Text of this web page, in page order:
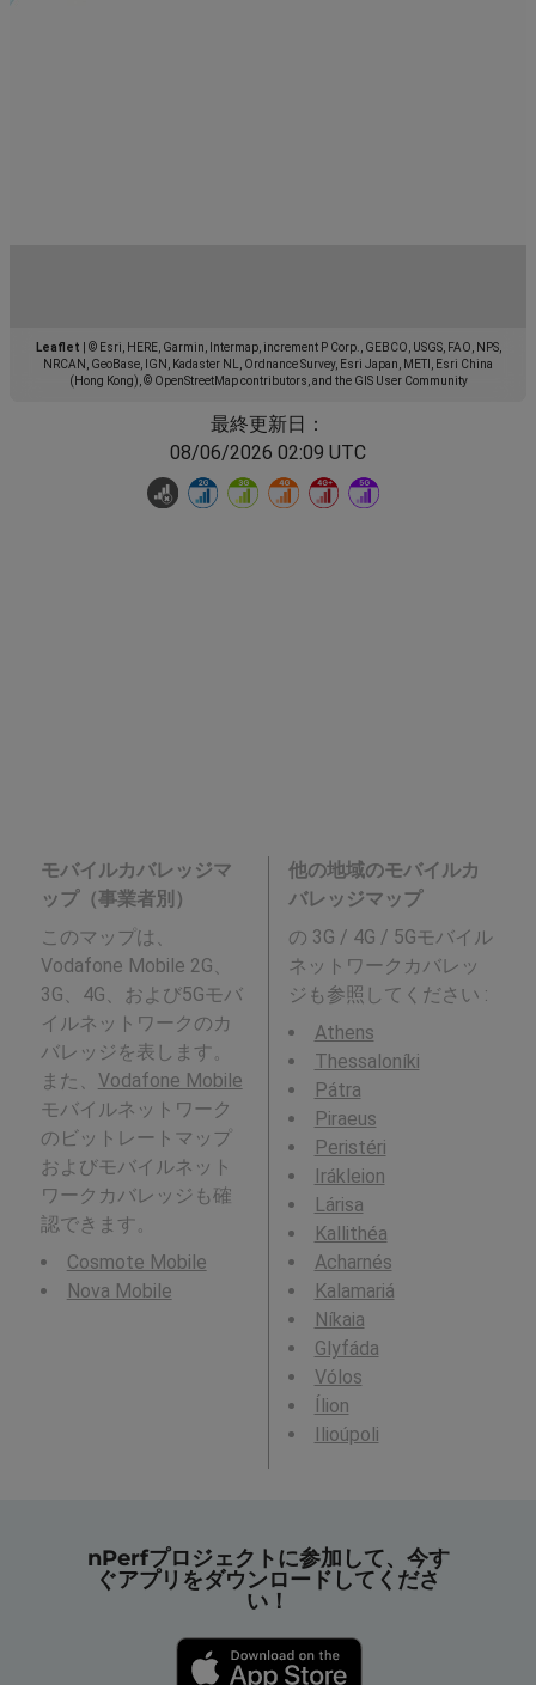
Leaflet
© Esri, HERE, Garmin, Intermap, increment P Corp., GEBCO, USGS, FAO, NPS,
NRCAN, GeoBase, IGN, Kadaster NL, Ordnance Survey, Esri Japan, METI, Esri China
(Hong Kong), © OpenStreetMap contributors, and the GIS User Community
最終更新日：
08/06/2026 02:09 UTC
モバイルカバレッジマ
ップ（事業者別）
このマップは、
Vodafone Mobile 2G、
3G、4G、および5Gモバ
イルネットワークのカ
バレッジを表します。
また、 Vodafone Mobile
モバイルネットワーク
のビットレートマップ
およびモバイルネット
ワークカバレッジも確
認できます。
Cosmote Mobile
Nova Mobile
他の地域のモバイルカ
バレッジマップ
の 3G / 4G / 5Gモバイル
ネットワークカバレッ
ジも参照してください :
Athens
Thessaloníki
Pátra
Piraeus
Peristéri
Irákleion
Lárisa
Kallithéa
Acharnés
Kalamariá
Níkaia
Glyfáda
Vólos
Ílion
Ilioúpoli
nPerfプロジェクトに参加して、今す
ぐアプリをダウンロードしてくださ
い！